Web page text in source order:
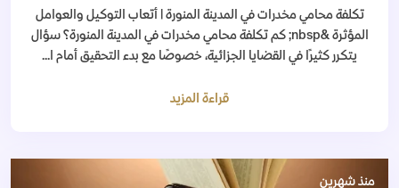
تكلفة محامي مخدرات في المدينة المنورة | أتعاب التوكيل والعوامل
المؤثرة &nbsp; كم تكلفة محامي مخدرات في المدينة المنورة؟ سؤال
يتكرر كثيرًا في القضايا الجزائية، خصوصًا مع بدء التحقيق أمام ا...
قراءة المزيد
منذ شهرين